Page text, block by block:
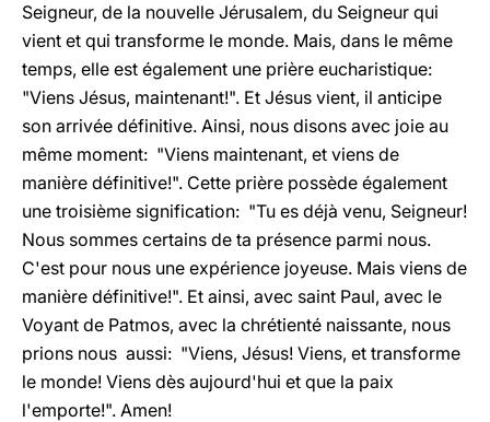
Seigneur, de la nouvelle Jérusalem, du Seigneur qui
vient et qui transforme le monde. Mais, dans le même
temps, elle est également une prière eucharistique:
"Viens Jésus, maintenant!". Et Jésus vient, il anticipe
son arrivée définitive. Ainsi, nous disons avec joie au
même moment: "Viens maintenant, et viens de
manière définitive!". Cette prière possède également
une troisième signification: "Tu es déjà venu, Seigneur!
Nous sommes certains de ta présence parmi nous.
C'est pour nous une expérience joyeuse. Mais viens de
manière définitive!". Et ainsi, avec saint Paul, avec le
Voyant de Patmos, avec la chrétienté naissante, nous
prions nous aussi: "Viens, Jésus! Viens, et transforme
le monde! Viens dès aujourd'hui et que la paix
l'emporte!". Amen!